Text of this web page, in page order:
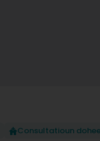
Consultatioun